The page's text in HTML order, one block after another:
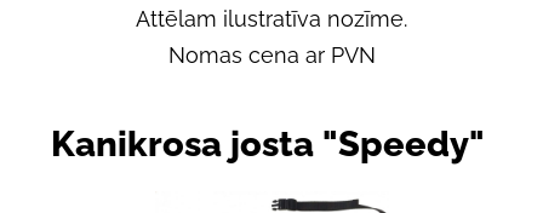
Attēlam ilustratīva nozīme.
Nomas cena ar PVN
Kanikrosa josta "Speedy"